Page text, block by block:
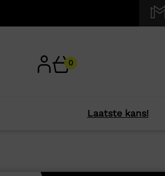
0
Laatste kans!